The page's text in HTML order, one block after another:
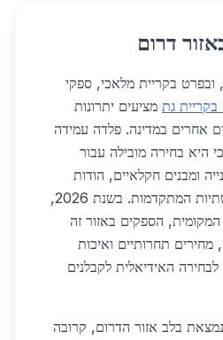
דרום
בקריית מלאכי, ספקי
גת מציעים יתרונות
אחרים במדינה. פלדה עמידה
היא בחירה מובילה עבור
ומבנים חקלאיים, הודות
למיקום האסטרטגי ולתשתיות המתקדמות. בשנת 2026,
הספקים באזור זה
מחירים תחרותיים ואיכות
האידיאלית לקבלנים
בלב אזור הדרום, קרובה